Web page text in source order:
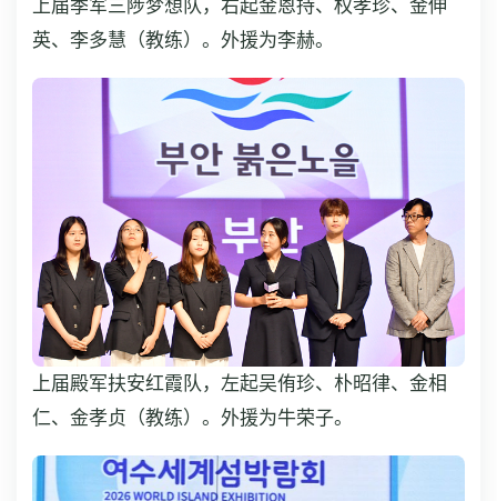
上届季军三陟梦想队，右起金恩持、权孝珍、金伸
英、李多慧（教练）。外援为李赫。
上届殿军扶安红霞队，左起吴侑珍、朴昭律、金相
仁、金孝贞（教练）。外援为牛荣子。